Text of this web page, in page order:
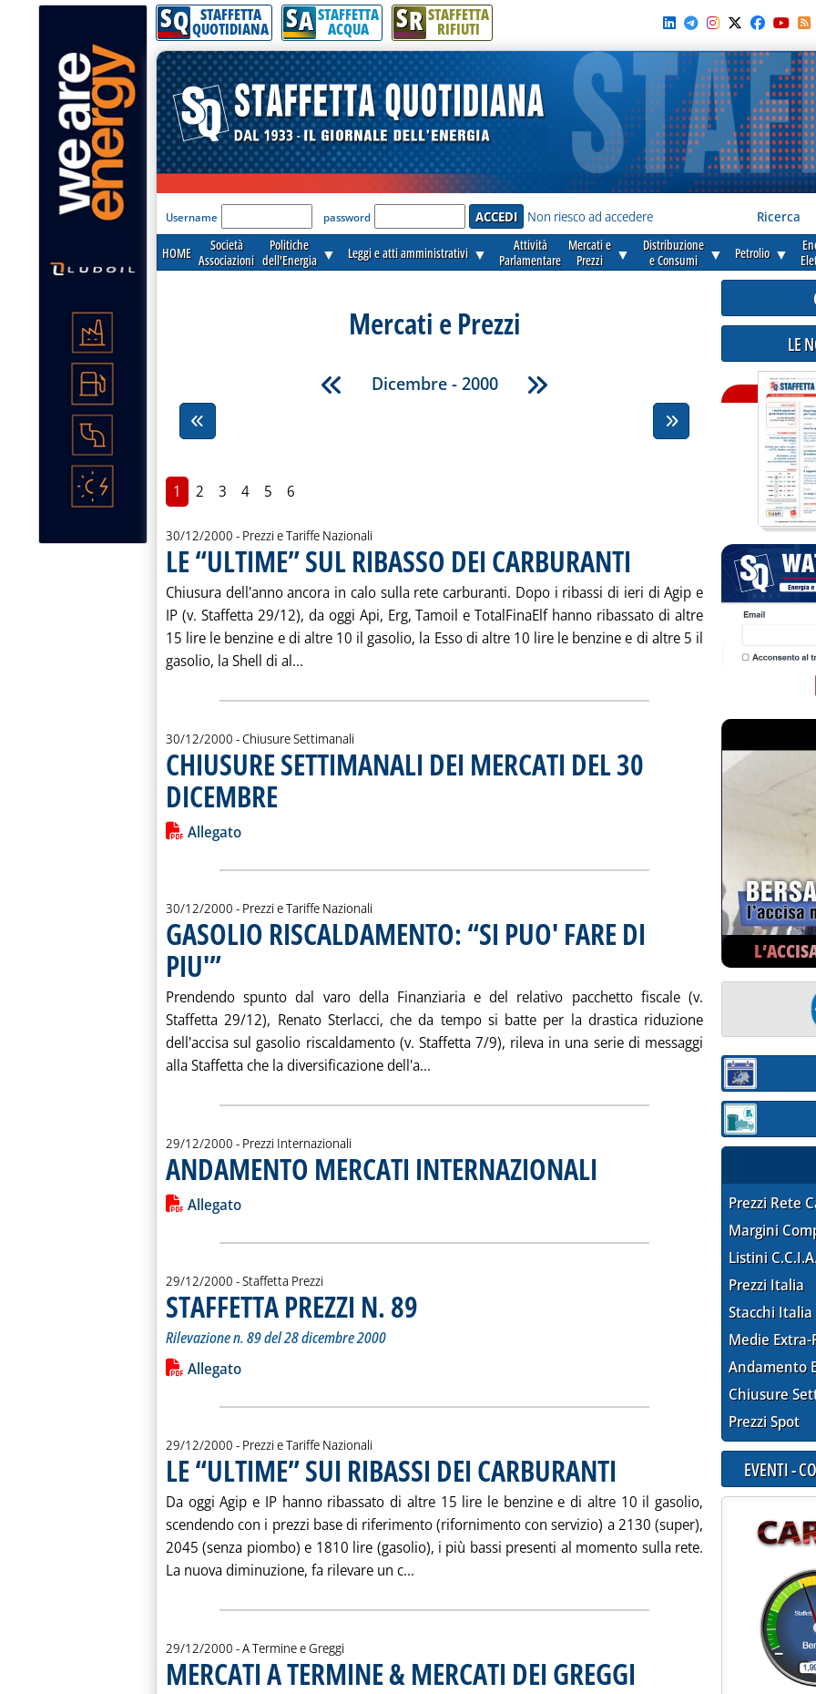
SQ STAFFETTA
QUOTIDIANA SA STAFFETTA
ACQUA SR STAFFETTA
RIFIUTI
'Modulo Login per accedere'
Username password Non riesco ad accedere Ricerca
HOME
Società
Associazioni
Politiche
dell'Energia ▼ Leggi e atti amministrativi ▼
Attività
Parlamentare
Mercati e
Prezzi
▼
Distribuzione
e Consumi
▼ Petrolio ▼
Mercati e Prezzi
Dicembre - 2000
1 2 3 4 5 6
30/12/2000 - Prezzi e Tariffe Nazionali
LE “ULTIME” SUL RIBASSO DEI CARBURANTI . Pubblicata sabato 30 dicembre 2000
Chiusura dell'anno ancora in calo sulla rete carburanti. Dopo i ribassi di ieri di Agip e
IP (v. Staffetta 29/12), da oggi Api, Erg, Tamoil e TotalFinaElf hanno ribassato di altre
15 lire le benzine e di altre 10 il gasolio, la Esso di altre 10 lire le benzine e di altre 5 il
gasolio, la Shell di al...
30/12/2000 - Chiusure Settimanali
CHIUSURE SETTIMANALI DEI MERCATI DEL 30
DICEMBRE
Leggi tutta la notizia: 'CHIUSURE SETTIMANALI DEI MERCATI DEL 30 DICEMBRE'
Lista allegati PDF alla notizia
Allegato
30/12/2000 - Prezzi e Tariffe Nazionali
GASOLIO RISCALDAMENTO: “SI PUO' FARE DI
PIU'”. Pubblicata sabato 30 dicembre 2000 alle 13.12.
Prendendo spunto dal varo della Finanziaria e del relativo pacchetto fiscale (v.
Staffetta 29/12), Renato Sterlacci, che da tempo si batte per la drastica riduzione
dell'accisa sul gasolio riscaldamento (v. Staffetta 7/9), rileva in una serie di messaggi
alla Staffetta che la diversificazione dell'a... Leggi tutta la notizia: 'GASOLIO RISCALDAMENTO: “SI
29/12/2000 - Prezzi Internazionali
ANDAMENTO MERCATI INTERNAZIONALI
Leggi tutta la notizia: 'ANDAMENTO MERCATI INTERNAZIONALI'
Lista allegati PDF alla notizia
Allegato
29/12/2000 - Staffetta Prezzi
STAFFETTA PREZZI N. 89
Rilevazione n. 89 del 28 dicembre 2000
Leggi tutta la notizia: 'STAFFETTA PREZZI N. 89'
Lista allegati PDF alla notizia
Allegato
29/12/2000 - Prezzi e Tariffe Nazionali
LE “ULTIME” SUI RIBASSI DEI CARBURANTI . Pubblicata venerdì 29 dicembre 2000 alle
Da oggi Agip e IP hanno ribassato di altre 15 lire le benzine e di altre 10 il gasolio,
scendendo con i prezzi base di riferimento (rifornimento con servizio) a 2130 (super),
2045 (senza piombo) e 1810 lire (gasolio), i più bassi presenti al momento sulla rete.
La nuova diminuzione, fa rilevare un c... Leggi tutta la notizia: 'LE “ULTIME” SUI RIBASSI DEI
29/12/2000 - A Termine e Greggi
MERCATI A TERMINE & MERCATI DEI GREGGI . Sottotitolo: di Maurizio Moscatelli e
. Pubblicata venerdì 29 dicembre 2000
LE
Sezione:
Sezione:
Prezzi Rete
Margini
Listini
Prezzi Italia
Stacchi Italia
Medie Extra-
Andamento
Chiusure
Prezzi Spot
EVENTI -